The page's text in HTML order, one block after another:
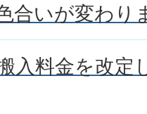
合いが変わり
入料金を改定